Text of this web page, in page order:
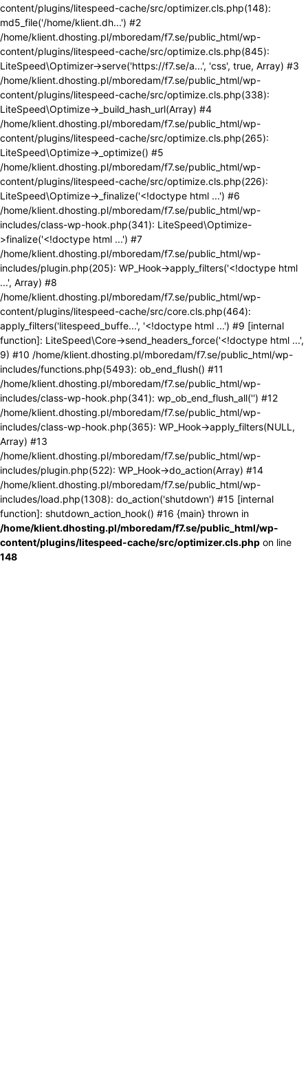
content/plugins/litespeed-cache/src/optimizer.cls.php(148):
md5_file('/home/klient.dh...') #2
/home/klient.dhosting.pl/mboredam/f7.se/public_html/wp-
content/plugins/litespeed-cache/src/optimize.cls.php(845):
LiteSpeed\Optimizer->serve('https://f7.se/a...', 'css', true, Array) #3
/home/klient.dhosting.pl/mboredam/f7.se/public_html/wp-
content/plugins/litespeed-cache/src/optimize.cls.php(338):
LiteSpeed\Optimize->_build_hash_url(Array) #4
/home/klient.dhosting.pl/mboredam/f7.se/public_html/wp-
content/plugins/litespeed-cache/src/optimize.cls.php(265):
LiteSpeed\Optimize->_optimize() #5
/home/klient.dhosting.pl/mboredam/f7.se/public_html/wp-
content/plugins/litespeed-cache/src/optimize.cls.php(226):
LiteSpeed\Optimize->_finalize('<!doctype html ...') #6
/home/klient.dhosting.pl/mboredam/f7.se/public_html/wp-
includes/class-wp-hook.php(341): LiteSpeed\Optimize-
>finalize('<!doctype html ...') #7
/home/klient.dhosting.pl/mboredam/f7.se/public_html/wp-
includes/plugin.php(205): WP_Hook->apply_filters('<!doctype html
...', Array) #8
/home/klient.dhosting.pl/mboredam/f7.se/public_html/wp-
content/plugins/litespeed-cache/src/core.cls.php(464):
apply_filters('litespeed_buffe...', '<!doctype html ...') #9 [internal
function]: LiteSpeed\Core->send_headers_force('<!doctype html ...',
9) #10 /home/klient.dhosting.pl/mboredam/f7.se/public_html/wp-
includes/functions.php(5493): ob_end_flush() #11
/home/klient.dhosting.pl/mboredam/f7.se/public_html/wp-
includes/class-wp-hook.php(341): wp_ob_end_flush_all('') #12
/home/klient.dhosting.pl/mboredam/f7.se/public_html/wp-
includes/class-wp-hook.php(365): WP_Hook->apply_filters(NULL,
Array) #13
/home/klient.dhosting.pl/mboredam/f7.se/public_html/wp-
includes/plugin.php(522): WP_Hook->do_action(Array) #14
/home/klient.dhosting.pl/mboredam/f7.se/public_html/wp-
includes/load.php(1308): do_action('shutdown') #15 [internal
function]: shutdown_action_hook() #16 {main} thrown in
/home/klient.dhosting.pl/mboredam/f7.se/public_html/wp-
content/plugins/litespeed-cache/src/optimizer.cls.php on line
148